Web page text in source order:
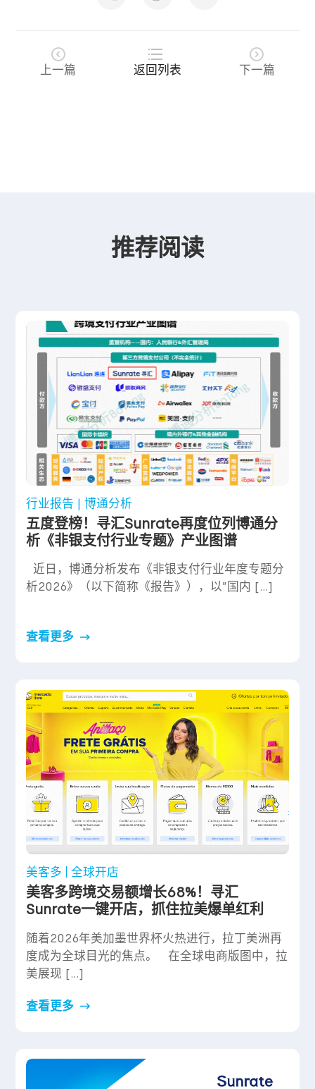
上一篇 返回列表 下一篇
推荐阅读
行业报告 | 博通分析
五度登榜！寻汇Sunrate再度位列博通分
析《非银支付行业专题》产业图谱
近日，博通分析发布《非银支付行业年度专题分
析2026》（以下简称《报告》），以”国内 […]
查看更多
美客多 全球开店
美客多跨境交易额增长68%！寻汇
Sunrate一键开店，抓住拉美爆单红利
随着2026年美加墨世界杯火热进行，拉丁美洲再
度成为全球目光的焦点。 在全球电商版图中，拉
美展现 […]
查看更多